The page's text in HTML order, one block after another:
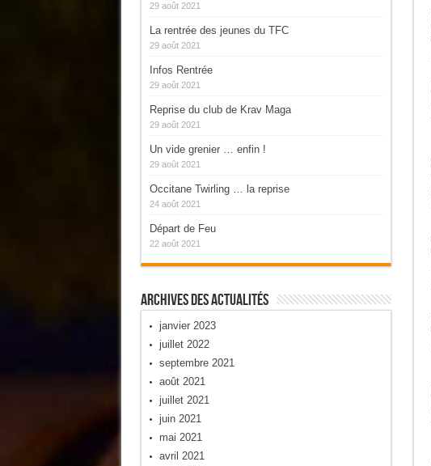
29 août 2021
La rentrée des jeunes du TFC
29 août 2021
Infos Rentrée
29 août 2021
Reprise du club de Krav Maga
29 août 2021
Un vide grenier … enfin !
29 août 2021
Occitane Twirling … la reprise
24 août 2021
Départ de Feu
22 août 2021
Archives Des Actualités
janvier 2023
juillet 2022
septembre 2021
août 2021
juillet 2021
juin 2021
mai 2021
avril 2021